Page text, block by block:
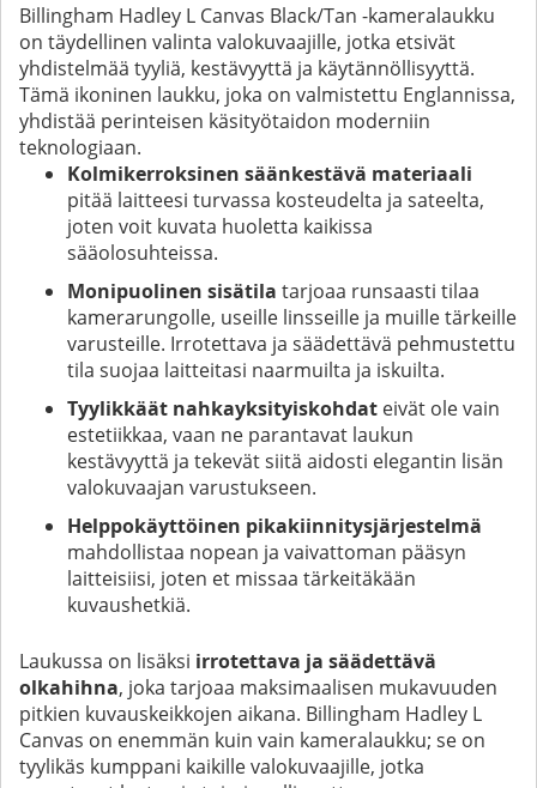
Billingham Hadley L Canvas Black/Tan -kameralaukku
on täydellinen valinta valokuvaajille, jotka etsivät
yhdistelmää tyyliä, kestävyyttä ja käytännöllisyyttä.
Tämä ikoninen laukku, joka on valmistettu Englannissa,
yhdistää perinteisen käsityötaidon moderniin
teknologiaan.
Kolmikerroksinen säänkestävä materiaali
pitää laitteesi turvassa kosteudelta ja sateelta,
joten voit kuvata huoletta kaikissa
sääolosuhteissa.
Monipuolinen sisätila tarjoaa runsaasti tilaa
kamerarungolle, useille linsseille ja muille tärkeille
varusteille. Irrotettava ja säädettävä pehmustettu
tila suojaa laitteitasi naarmuilta ja iskuilta.
Tyylikkäät nahkayksityiskohdat eivät ole vain
estetiikkaa, vaan ne parantavat laukun
kestävyyttä ja tekevät siitä aidosti elegantin lisän
valokuvaajan varustukseen.
Helppokäyttöinen pikakiinnitysjärjestelmä
mahdollistaa nopean ja vaivattoman pääsyn
laitteisiisi, joten et missaa tärkeitäkään
kuvaushetkiä.
Laukussa on lisäksi irrotettava ja säädettävä
olkahihna, joka tarjoaa maksimaalisen mukavuuden
pitkien kuvauskeikkojen aikana. Billingham Hadley L
Canvas on enemmän kuin vain kameralaukku; se on
tyylikäs kumppani kaikille valokuvaajille, jotka